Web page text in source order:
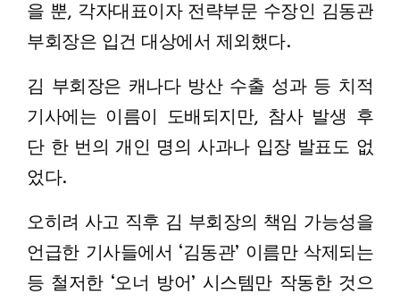
을 뿐, 각자대표이자 전략부문 수장인 김동관
부회장은 입건 대상에서 제외했다.
김 부회장은 캐나다 방산 수출 성과 등 치적
기사에는 이름이 도배되지만, 참사 발생 후
단 한 번의 개인 명의 사과나 입장 발표도 없
었다.
오히려 사고 직후 김 부회장의 책임 가능성을
언급한 기사들에서 ‘김동관’ 이름만 삭제되는
등 철저한 ‘오너 방어’ 시스템만 작동한 것으